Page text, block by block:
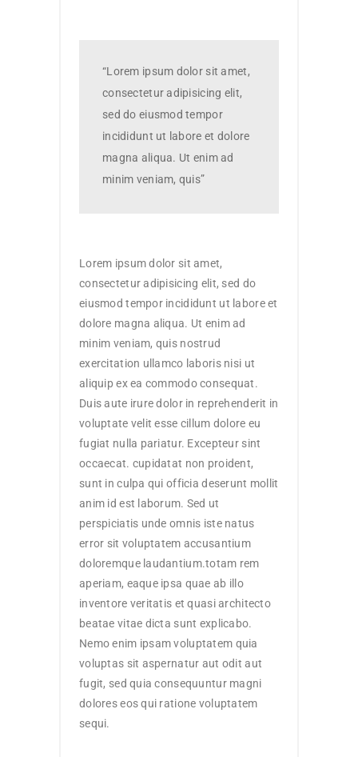
“Lorem ipsum dolor sit amet,
consectetur adipisicing elit,
sed do eiusmod tempor
incididunt ut labore et dolore
magna aliqua. Ut enim ad
minim veniam, quis”
Lorem ipsum dolor sit amet,
consectetur adipisicing elit, sed do
eiusmod tempor incididunt ut labore et
dolore magna aliqua. Ut enim ad
minim veniam, quis nostrud
exercitation ullamco laboris nisi ut
aliquip ex ea commodo consequat.
Duis aute irure dolor in reprehenderit in
voluptate velit esse cillum dolore eu
fugiat nulla pariatur. Excepteur sint
occaecat. cupidatat non proident,
sunt in culpa qui officia deserunt mollit
anim id est laborum. Sed ut
perspiciatis unde omnis iste natus
error sit voluptatem accusantium
doloremque laudantium.totam rem
aperiam, eaque ipsa quae ab illo
inventore veritatis et quasi architecto
beatae vitae dicta sunt explicabo.
Nemo enim ipsam voluptatem quia
voluptas sit aspernatur aut odit aut
fugit, sed quia consequuntur magni
dolores eos qui ratione voluptatem
sequi.